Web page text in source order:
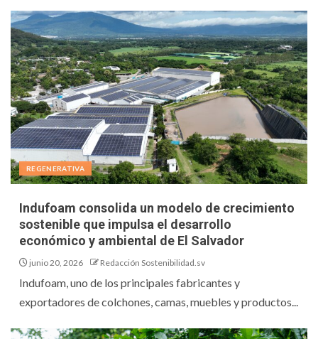
REGENERATIVA
Indufoam consolida un modelo de crecimiento
sostenible que impulsa el desarrollo
económico y ambiental de El Salvador
junio 20, 2026 Redacción Sostenibilidad.sv
Indufoam, uno de los principales fabricantes y
exportadores de colchones, camas, muebles y productos...